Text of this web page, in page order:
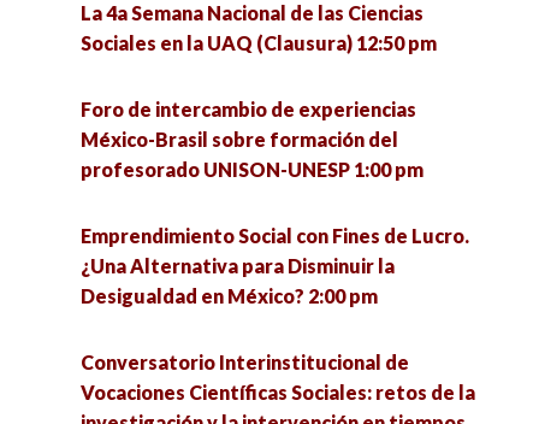
Conversatorio en torno a las experiencias de
defensa de la vida de la Comunidad Ecológica
Análisis de la implementación del acuerdo del
tercer país seguro en Guatemala 5:00 pm
La resiliencia como eje para enfrentar el futuro
desde las personas mayores (1) 5:00 pm
Gobernanza de la migración en tiempos de
Metodología cualitativa, grupo de trabajo
colaborativo para la mejora de la gestión e
La media naranja: el mito del amor como
completud 4:00 pm
Migración en tiempos del COVID-19 4:00 pm
Un acercamiento básico a la perspectiva de
común? 4:00 pm
La 4a Semana Nacional de las Ciencias
Sociales en la UAQ (Clausura) 12:50 pm
Foro de intercambio de experiencias
México-Brasil sobre formación del
profesorado UNISON-UNESP 1:00 pm
Emprendimiento Social con Fines de Lucro.
¿Una Alternativa para Disminuir la
Desigualdad en México? 2:00 pm
Conversatorio Interinstitucional de
Vocaciones Científicas Sociales: retos de la